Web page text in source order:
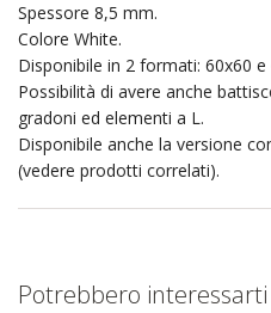
Spessore 8,5 mm.
Colore White.
Disponibile in 2 formati: 60x60 e
Possibilità di avere anche
gradoni ed elementi a L.
Disponibile anche la versione
(vedere prodotti correlati).
Potrebbero